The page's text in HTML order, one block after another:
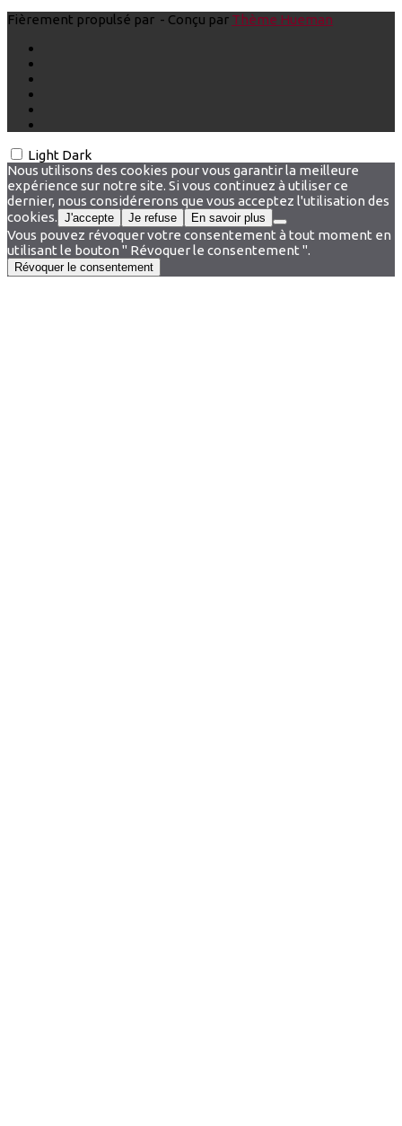
Fièrement propulsé par - Conçu par Thème Hueman
Light Dark
Nous utilisons des cookies pour vous garantir la meilleure
expérience sur notre site. Si vous continuez à utiliser ce
dernier, nous considérerons que vous acceptez l'utilisation des
cookies. J'accepte Je refuse En savoir plus
Vous pouvez révoquer votre consentement à tout moment en
utilisant le bouton " Révoquer le consentement ".
Révoquer le consentement